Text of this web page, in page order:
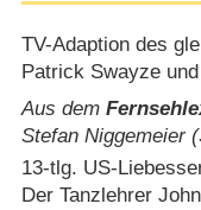
TV-Adaption des
Patrick Swayze
Aus dem
Stefan Niggemeier
13-tlg. US-
Der Tanzlehrer